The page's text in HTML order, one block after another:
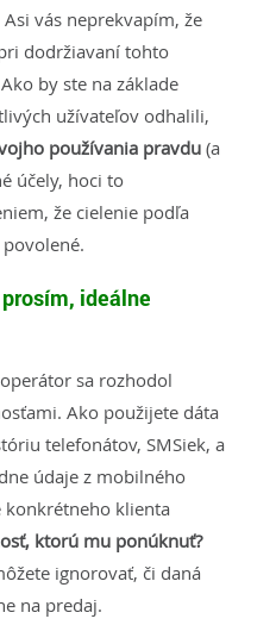
vás neprekvapím, že
dodržiavaní tohto
by ste na základe
užívateľov odhalili,
používania pravdu(a
účely, hoci to
že cielenie podľa
ideálne
sa rozhodol
Ako použijete dáta
telefonátov, SMSiek, a
údaje z mobilného
konkrétneho klienta
ktorú mu ponúknuť?
ignorovať, či daná
na predaj.